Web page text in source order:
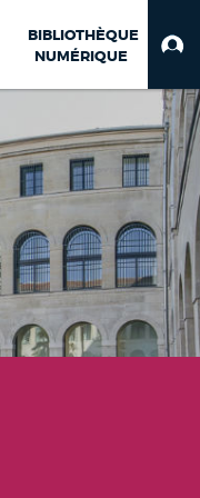
BIBLIOTHÈQUE
NUMÉRIQUE